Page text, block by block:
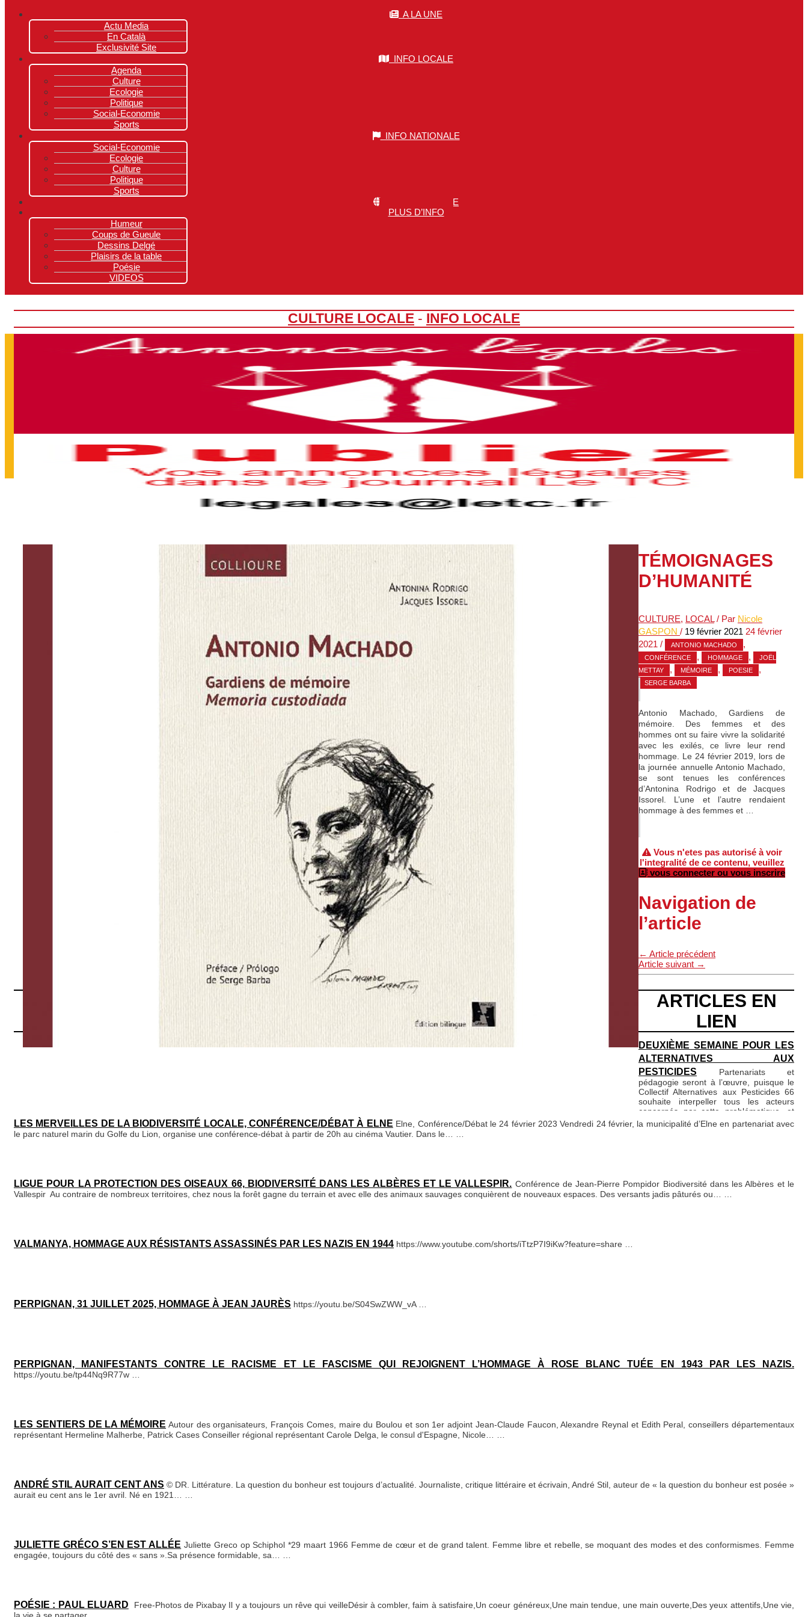
A LA UNE
Actu Media
En Català
Exclusivité Site
INFO LOCALE
Agenda
Culture
Ecologie
Politique
Social-Economie
Sports
INFO NATIONALE
Social-Economie
Ecologie
Culture
Politique
Sports
INFO MONDIALE
PLUS D’INFO
Humeur
Coups de Gueule
Dessins Delgé
Plaisirs de la table
Poésie
VIDEOS
CULTURE LOCALE - INFO LOCALE
TÉMOIGNAGES
D’HUMANITÉ
CULTURE, LOCAL/ Par Nicole
GASPON / 19 février 2021 24 février
2021 / ANTONIO MACHADO ,
CONFÉRENCE , HOMMAGE ,
JOËL
METTAY
, MÉMOIRE , POESIE ,
SERGE BARBA
Antonio Machado, Gardiens de
mémoire. Des femmes et des
hommes ont su faire vivre la solidarité
avec les exilés, ce livre leur rend
hommage. Le 24 février 2019, lors de
la journée annuelle Antonio Machado,
se sont tenues les conférences
d’Antonina Rodrigo et de Jacques
Issorel. L’une et l’autre rendaient
hommage à des femmes et …
Vous n'etes pas autorisé à voir
l'integralité de ce contenu, veuillez
vous connecter ou vous inscrire
Navigation de
l’article
← Article précédent
Article suivant →
ARTICLES EN
LIEN
DEUXIÈME SEMAINE POUR LES
ALTERNATIVES AUX
PESTICIDES
Partenariats et
pédagogie seront à l’œuvre, puisque le
Collectif Alternatives aux Pesticides 66
souhaite interpeller tous les acteurs
concernés par cette problématique, et
promouvoir des solutions alternatives.…
LES MERVEILLES DE LA BIODIVERSITÉ LOCALE, CONFÉRENCE/DÉBAT À ELNE Elne, Conférence/Débat le 24 février 2023 Vendredi 24 février, la municipalité d’Elne en partenariat avec
le parc naturel marin du Golfe du Lion, organise une conférence-débat à partir de 20h au cinéma Vautier. Dans le… …
LIGUE POUR LA PROTECTION DES OISEAUX 66, BIODIVERSITÉ DANS LES ALBÈRES ET LE VALLESPIR. Conférence de Jean-Pierre Pompidor Biodiversité dans les Albères et le
Vallespir Au contraire de nombreux territoires, chez nous la forêt gagne du terrain et avec elle des animaux sauvages conquièrent de nouveaux espaces. Des versants jadis pâturés ou… …
VALMANYA, HOMMAGE AUX RÉSISTANTS ASSASSINÉS PAR LES NAZIS EN 1944 https://www.youtube.com/shorts/iTtzP7I9iKw?feature=share …
PERPIGNAN, 31 JUILLET 2025, HOMMAGE À JEAN JAURÈS https://youtu.be/S04SwZWW_vA …
PERPIGNAN, MANIFESTANTS CONTRE LE RACISME ET LE FASCISME QUI REJOIGNENT L’HOMMAGE À ROSE BLANC TUÉE EN 1943 PAR LES NAZIS.
https://youtu.be/tp44Nq9R77w …
LES SENTIERS DE LA MÉMOIRE Autour des organisateurs, François Comes, maire du Boulou et son 1er adjoint Jean-Claude Faucon, Alexandre Reynal et Edith Peral, conseillers départementaux
représentant Hermeline Malherbe, Patrick Cases Conseiller régional représentant Carole Delga, le consul d'Espagne, Nicole… …
ANDRÉ STIL AURAIT CENT ANS © DR. Littérature. La question du bonheur est toujours d’actualité. Journaliste, critique littéraire et écrivain, André Stil, auteur de « la question du bonheur est posée »
aurait eu cent ans le 1er avril. Né en 1921… …
JULIETTE GRÉCO S’EN EST ALLÉE Juliette Greco op Schiphol *29 maart 1966 Femme de cœur et de grand talent. Femme libre et rebelle, se moquant des modes et des conformismes. Femme
engagée, toujours du côté des « sans ».Sa présence formidable, sa… …
POÉSIE : PAUL ELUARD
Free-Photos de Pixabay Il y a toujours un rêve qui veilleDésir à combler, faim à satisfaire,Un coeur généreux,Une main tendue, une main ouverte,Des yeux attentifs,Une vie,